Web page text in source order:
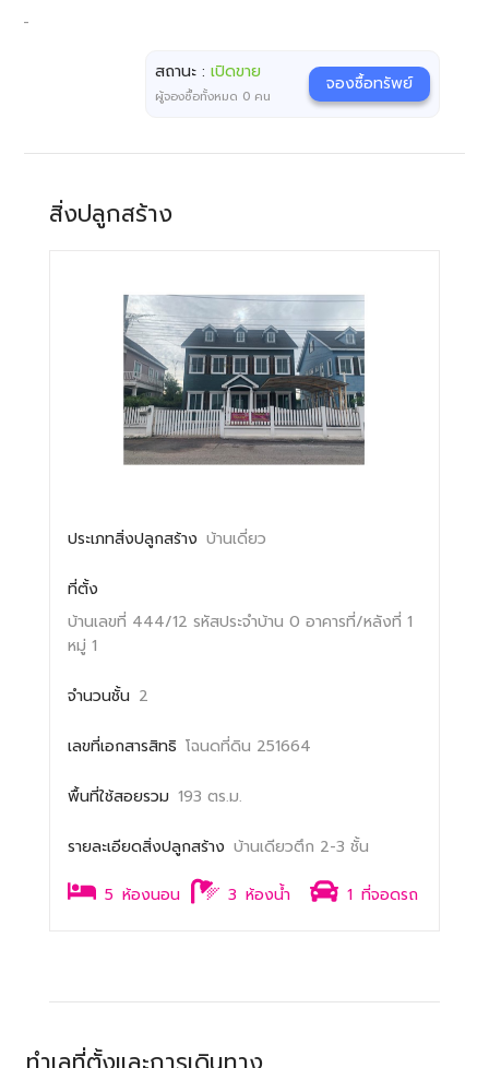
-
สถานะ :เปิดขาย
ผู้จองซื้อทั้งหมด 0 คน
จองซื้อทรัพย์
สิ่งปลูกสร้าง
ประเภทสิ่งปลูกสร้าง บ้านเดี่ยว
ที่ตั้ง
บ้านเลขที่ 444/12 รหัสประจำบ้าน 0 อาคารที่/หลังที่ 1
หมู่ 1
จำนวนชั้น 2
เลขที่เอกสารสิทธิ โฉนดที่ดิน 251664
พื้นที่ใช้สอยรวม 193 ตร.ม.
รายละเอียดสิ่งปลูกสร้าง บ้านเดียวตึก 2-3 ชั้น
5 ห้องนอน 3 ห้องน้ำ 1 ที่จอดรถ